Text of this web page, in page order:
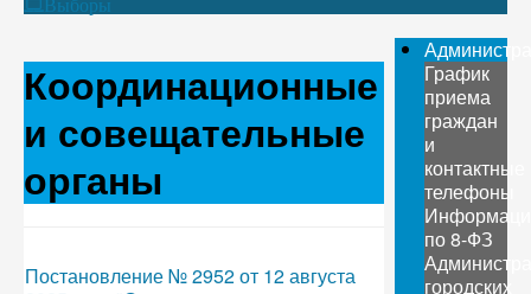
Выборы
Координационные
и совещательные
органы
Постановление № 2952 от 12 августа
График
приема
граждан
и
контактные
телефоны
по 8-ФЗ
городских